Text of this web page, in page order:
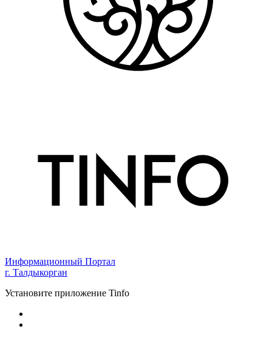
Информационный Портал
г. Талдыкорган
Установите приложение Tinfo